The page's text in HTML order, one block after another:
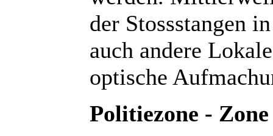
der Stossstangen
auch andere
optische
Politiezone -